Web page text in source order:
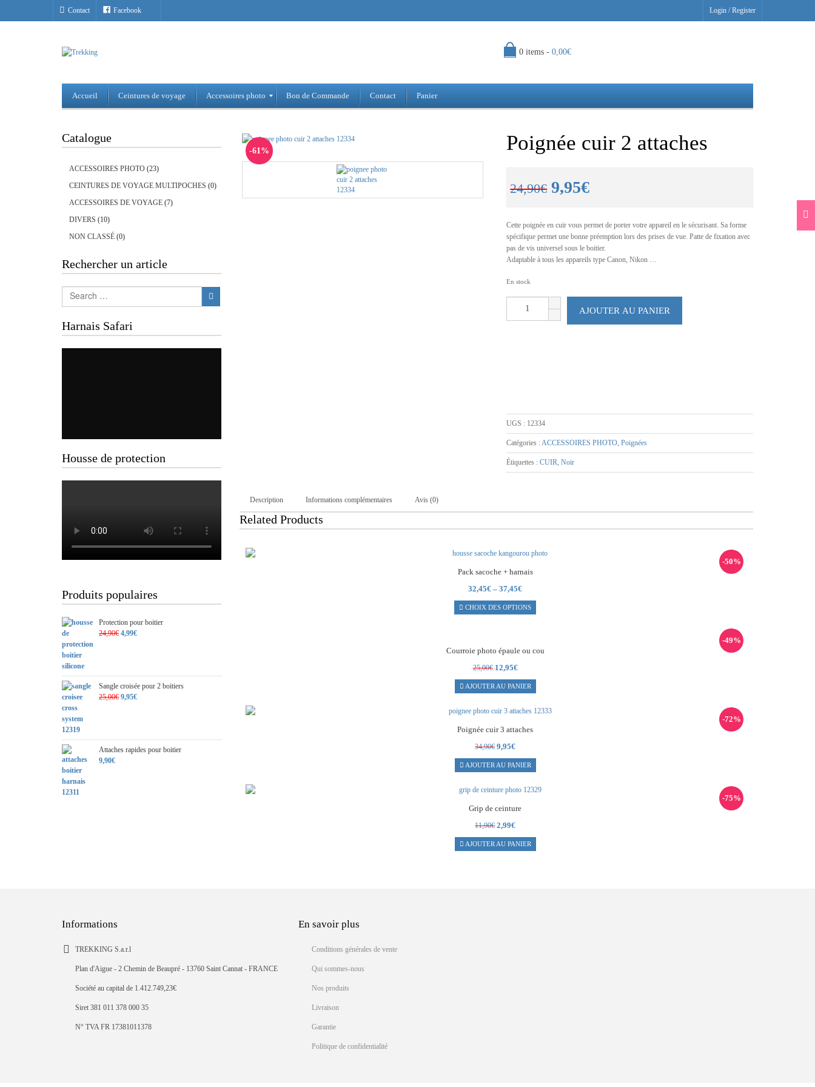
Contact Facebook Login /Register
0 items - 0,00€
Accueil Ceintures de voyage Accessoires photo Bon de Commande Contact Panier
-61% Poignée cuir 2 attaches
24,90€ Le
initial
était :
24,90€.
9,95€Le
actuel
est :
9,95€.
Cette poignée en cuir vous permet de porter votre appareil en le sécurisant. Sa forme
spécifique permet une bonne préemption lors des prises de vue. Patte de fixation avec
pas de vis universel sous le boitier.
Adaptable à tous les appareils type Canon, Nikon …
En stock
AJOUTER AU PANIER
UGS : 12334
Catégories :ACCESSOIRES PHOTO,Poignées
Étiquettes :CUIR,Noir
Description Informations complémentaires Avis (0)
Related Products
Pack sacoche + harnais
32,45€ –37,45€
-50%
CHOIX DES OPTIONS
Courroie photo épaule ou cou
25,00€ Le
prix
initial
25,00€.
12,95€Le
prix
actuel
12,95€.
-49%
AJOUTER AU PANIER
Poignée cuir 3 attaches
34,90€Le
prix
initial
34,90€.
9,95€Le
prix
actuel
9,95€.
-72%
AJOUTER AU PANIER
Grip de ceinture
11,90€Le
prix
initial
2,99€Le
prix
actuel
-75%
AJOUTER AU PANIER
Catalogue
ACCESSOIRES PHOTO (23)
CEINTURES DE VOYAGE MULTIPOCHES (0)
ACCESSOIRES DE VOYAGE (7)
DIVERS (10)
NON CLASSÉ (0)
Rechercher un article
Harnais Safari
Housse de protection
Produits populaires
Protection pour boitier
24,90€ Le
24,90€.
4,99€Le
4,99€.
Sangle croisée pour 2 boitiers
25,00€ Le
25,00€.
9,95€Le
9,95€.
Attaches rapides pour boitier
9,90€
Informations
TREKKING S.a.r.l
Plan d'Aigue - 2 Chemin de Beaupré - 13760 Saint Cannat - FRANCE
Société au capital de 1.412.749,23€
Siret 381 011 378 000 35
N° TVA FR 17381011378
En savoir plus
Conditions générales de vente
Qui sommes-nous
Nos produits
Livraison
Garantie
Politique de confidentialité